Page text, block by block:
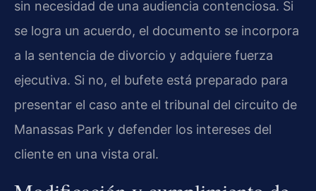
sin necesidad de una audiencia contenciosa. Si
se logra un acuerdo, el documento se incorpora
a la sentencia de divorcio y adquiere fuerza
ejecutiva. Si no, el bufete está preparado para
presentar el caso ante el tribunal del circuito de
Manassas Park y defender los intereses del
cliente en una vista oral.